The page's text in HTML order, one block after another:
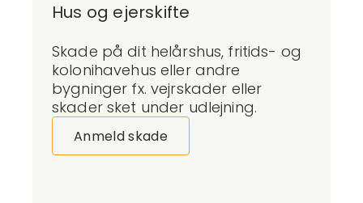
Hus og ejerskifte
Skade på dit helårshus, fritids- og
kolonihavehus eller andre
bygninger fx. vejrskader eller
skader sket under udlejning.
Anmeld skade